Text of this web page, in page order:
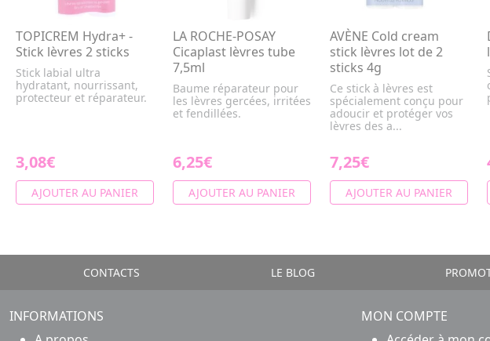
TOPICREM Hydra+ -
Stick lèvres 2 sticks
Stick labial ultra
hydratant, nourrissant,
protecteur et réparateur.
3,08€
AJOUTER AU PANIER
LA ROCHE-POSAY
Cicaplast lèvres tube
7,5ml
Baume réparateur pour
les lèvres gercées, irritées
et fendillées.
6,25€
AJOUTER AU PANIER
AVÈNE Cold cream
stick lèvres lot de 2
sticks 4g
Ce stick à lèvres est
spécialement conçu pour
adoucir et protéger vos
lèvres des a...
7,25€
AJOUTER AU PANIER
CONTACTS LE BLOG
INFORMATIONS
MON COMPTE